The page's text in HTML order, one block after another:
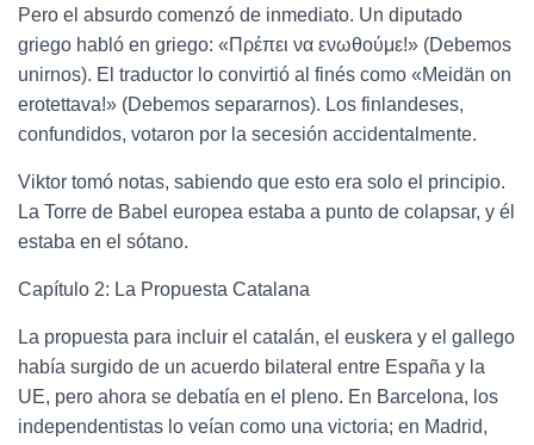
Pero el absurdo comenzó de inmediato. Un diputado
griego habló en griego: «Πρέπει να ενωθούμε!» (Debemos
unirnos). El traductor lo convirtió al finés como «Meidän on
erotettava!» (Debemos separarnos). Los finlandeses,
confundidos, votaron por la secesión accidentalmente.
Viktor tomó notas, sabiendo que esto era solo el principio.
La Torre de Babel europea estaba a punto de colapsar, y él
estaba en el sótano.
Capítulo 2: La Propuesta Catalana
La propuesta para incluir el catalán, el euskera y el gallego
había surgido de un acuerdo bilateral entre España y la
UE, pero ahora se debatía en el pleno. En Barcelona, los
independentistas lo veían como una victoria; en Madrid,